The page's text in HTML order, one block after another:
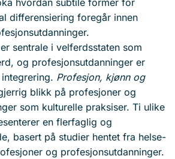
differensiering foregår innen
sentrale i velferdsstaten som
og profesjonsutdanninger er
Profesjon, kjønn og
blikk på profesjoner og
som kulturelle praksiser. Ti ulike
en flerfaglig og
basert på studier hentet fra helse-
og profesjonsutdanninger.